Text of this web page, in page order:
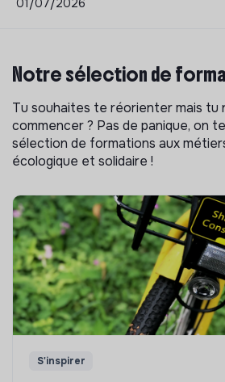
Notre sélection de
Tu souhaites te réorienter mais tu
commencer ? Pas de panique, on
sélection de formations aux
écologique et solidaire !
S'inspirer